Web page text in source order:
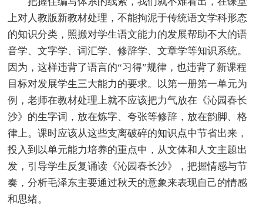
上对人教版新教材处理，不能拘泥于传统语文学科形态
的知识分类，照搬对学生语文能力的发展帮助不大的语
音学、文字学、词汇学、修辞学、文章学等知识系统。
因为，这样违背了语言的“习得”规律，也违背了新课程
目标对发展学生三大能力的要求。以第一册第一单元为
例，老师在教材处理上就不应该把力气放在《沁园春长
沙》的生字词，放在炼字、夸张等修辞，放在韵脚、格
律上。课时应该从这些支离破碎的知识点中节省出来，
投入到以单元能力培养的重点中，从文体和人文主题出
发，引导学生反复诵读《沁园春长沙》，把握情感与节
奏，分析毛泽东主要通过秋天的意象来表现自己的情感
和思绪。